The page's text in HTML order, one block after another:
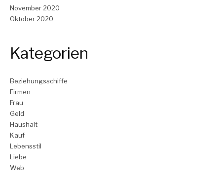
November 2020
Oktober 2020
Kategorien
Beziehungsschiffe
Firmen
Frau
Geld
Haushalt
Kauf
Lebensstil
Liebe
Web